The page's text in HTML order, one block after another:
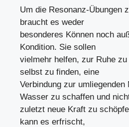
Um die Resonanz-Übungen
braucht es weder
besonderes Können noch
Kondition. Sie sollen
vielmehr helfen, zur Ruhe
selbst zu finden, eine
Verbindung zur umliegenden
Wasser zu schaffen und
zuletzt neue Kraft zu
kann es erfrischt,